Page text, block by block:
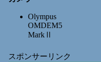
Olympus
OMDEM5
MarkⅡ
スポンサーリンク